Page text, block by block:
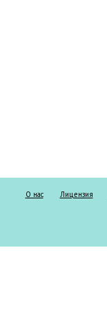
О нас Лицензия